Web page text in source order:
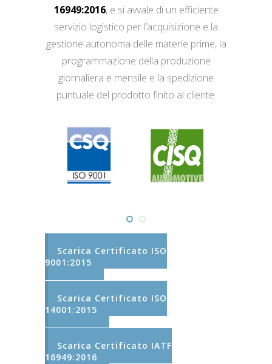
16949:2016, e si avvale di un efficiente
servizio logistico per l’acquisizione e la
gestione autonoma delle materie prime, la
programmazione della produzione
giornaliera e mensile e la spedizione
puntuale del prodotto finito al cliente.
Scarica Certificato ISO
9001:2015
Scarica Certificato ISO
14001:2015
Scarica Certificato IATF
16949:2016